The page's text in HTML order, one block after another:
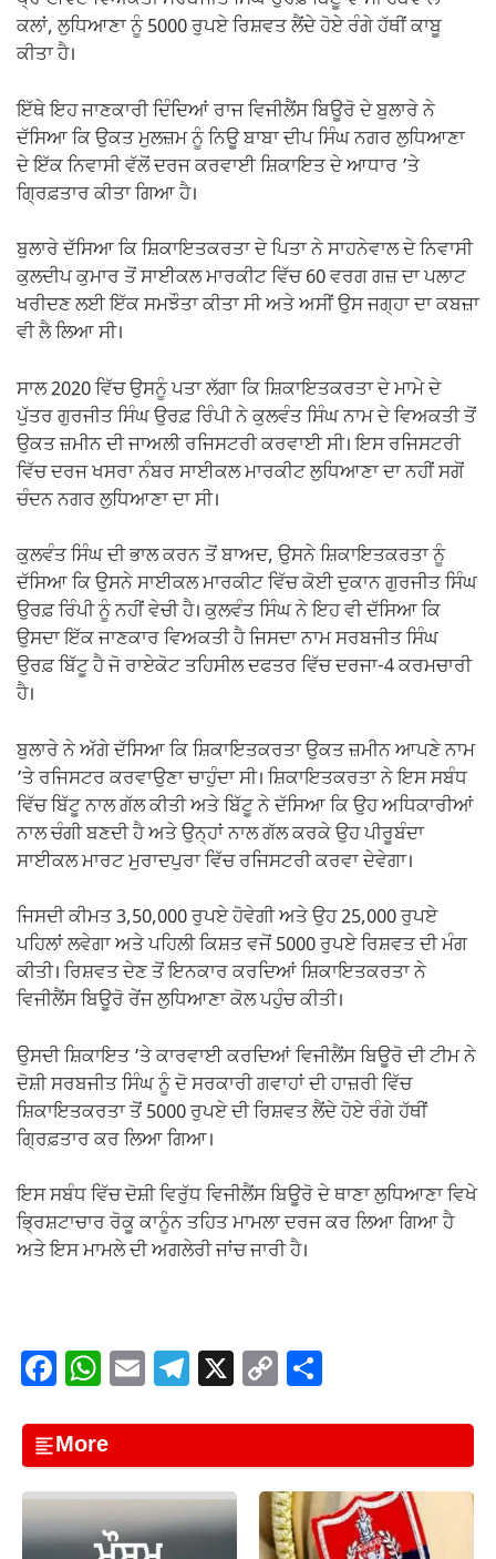
ਕਲਾਂ, ਲੁਧਿਆਣਾ ਨੂੰ 5000 ਰੁਪਏ ਰਿਸ਼ਵਤ ਲੈਂਦੇ ਹੋਏ ਰੰਗੇ ਹੱਥੀਂ ਕਾਬੂ
ਕੀਤਾ ਹੈ।
ਇੱਥੇ ਇਹ ਜਾਣਕਾਰੀ ਦਿੰਦਿਆਂ ਰਾਜ ਵਿਜੀਲੈਂਸ ਬਿਊਰੋ ਦੇ ਬੁਲਾਰੇ ਨੇ
ਦੱਸਿਆ ਕਿ ਉਕਤ ਮੁਲਜ਼ਮ ਨੂੰ ਨਿਊ ਬਾਬਾ ਦੀਪ ਸਿੰਘ ਨਗਰ ਲੁਧਿਆਣਾ
ਦੇ ਇੱਕ ਨਿਵਾਸੀ ਵੱਲੋਂ ਦਰਜ ਕਰਵਾਈ ਸ਼ਿਕਾਇਤ ਦੇ ਆਧਾਰ ’ਤੇ
ਗ੍ਰਿਫ਼ਤਾਰ ਕੀਤਾ ਗਿਆ ਹੈ।
ਬੁਲਾਰੇ ਦੱਸਿਆ ਕਿ ਸ਼ਿਕਾਇਤਕਰਤਾ ਦੇ ਪਿਤਾ ਨੇ ਸਾਹਨੇਵਾਲ ਦੇ ਨਿਵਾਸੀ
ਕੁਲਦੀਪ ਕੁਮਾਰ ਤੋਂ ਸਾਈਕਲ ਮਾਰਕੀਟ ਵਿੱਚ 60 ਵਰਗ ਗਜ਼ ਦਾ ਪਲਾਟ
ਖਰੀਦਣ ਲਈ ਇੱਕ ਸਮਝੌਤਾ ਕੀਤਾ ਸੀ ਅਤੇ ਅਸੀਂ ਉਸ ਜਗ੍ਹਾ ਦਾ ਕਬਜ਼ਾ
ਵੀ ਲੈ ਲਿਆ ਸੀ।
ਸਾਲ 2020 ਵਿੱਚ ਉਸਨੂੰ ਪਤਾ ਲੱਗਾ ਕਿ ਸ਼ਿਕਾਇਤਕਰਤਾ ਦੇ ਮਾਮੇ ਦੇ
ਪੁੱਤਰ ਗੁਰਜੀਤ ਸਿੰਘ ਉਰਫ਼ ਰਿੰਪੀ ਨੇ ਕੁਲਵੰਤ ਸਿੰਘ ਨਾਮ ਦੇ ਵਿਅਕਤੀ ਤੋਂ
ਉਕਤ ਜ਼ਮੀਨ ਦੀ ਜਾਅਲੀ ਰਜਿਸਟਰੀ ਕਰਵਾਈ ਸੀ। ਇਸ ਰਜਿਸਟਰੀ
ਵਿੱਚ ਦਰਜ ਖਸਰਾ ਨੰਬਰ ਸਾਈਕਲ ਮਾਰਕੀਟ ਲੁਧਿਆਣਾ ਦਾ ਨਹੀਂ ਸਗੋਂ
ਚੰਦਨ ਨਗਰ ਲੁਧਿਆਣਾ ਦਾ ਸੀ।
ਕੁਲਵੰਤ ਸਿੰਘ ਦੀ ਭਾਲ ਕਰਨ ਤੋਂ ਬਾਅਦ, ਉਸਨੇ ਸ਼ਿਕਾਇਤਕਰਤਾ ਨੂੰ
ਦੱਸਿਆ ਕਿ ਉਸਨੇ ਸਾਈਕਲ ਮਾਰਕੀਟ ਵਿੱਚ ਕੋਈ ਦੁਕਾਨ ਗੁਰਜੀਤ ਸਿੰਘ
ਉਰਫ਼ ਰਿੰਪੀ ਨੂੰ ਨਹੀਂ ਵੇਚੀ ਹੈ। ਕੁਲਵੰਤ ਸਿੰਘ ਨੇ ਇਹ ਵੀ ਦੱਸਿਆ ਕਿ
ਉਸਦਾ ਇੱਕ ਜਾਣਕਾਰ ਵਿਅਕਤੀ ਹੈ ਜਿਸਦਾ ਨਾਮ ਸਰਬਜੀਤ ਸਿੰਘ
ਉਰਫ਼ ਬਿੱਟੂ ਹੈ ਜੋ ਰਾਏਕੋਟ ਤਹਿਸੀਲ ਦਫਤਰ ਵਿੱਚ ਦਰਜਾ-4 ਕਰਮਚਾਰੀ
ਹੈ।
ਬੁਲਾਰੇ ਨੇ ਅੱਗੇ ਦੱਸਿਆ ਕਿ ਸ਼ਿਕਾਇਤਕਰਤਾ ਉਕਤ ਜ਼ਮੀਨ ਆਪਣੇ ਨਾਮ
’ਤੇ ਰਜਿਸਟਰ ਕਰਵਾਉਣਾ ਚਾਹੁੰਦਾ ਸੀ। ਸ਼ਿਕਾਇਤਕਰਤਾ ਨੇ ਇਸ ਸਬੰਧ
ਵਿੱਚ ਬਿੱਟੂ ਨਾਲ ਗੱਲ ਕੀਤੀ ਅਤੇ ਬਿੱਟੂ ਨੇ ਦੱਸਿਆ ਕਿ ਉਹ ਅਧਿਕਾਰੀਆਂ
ਨਾਲ ਚੰਗੀ ਬਣਦੀ ਹੈ ਅਤੇ ਉਨ੍ਹਾਂ ਨਾਲ ਗੱਲ ਕਰਕੇ ਉਹ ਪੀਰੂਬੰਦਾ
ਸਾਈਕਲ ਮਾਰਟ ਮੁਰਾਦਪੁਰਾ ਵਿੱਚ ਰਜਿਸਟਰੀ ਕਰਵਾ ਦੇਵੇਗਾ।
ਜਿਸਦੀ ਕੀਮਤ 3,50,000 ਰੁਪਏ ਹੋਵੇਗੀ ਅਤੇ ਉਹ 25,000 ਰੁਪਏ
ਪਹਿਲਾਂ ਲਵੇਗਾ ਅਤੇ ਪਹਿਲੀ ਕਿਸ਼ਤ ਵਜੋਂ 5000 ਰੁਪਏ ਰਿਸ਼ਵਤ ਦੀ ਮੰਗ
ਕੀਤੀ। ਰਿਸ਼ਵਤ ਦੇਣ ਤੋਂ ਇਨਕਾਰ ਕਰਦਿਆਂ ਸ਼ਿਕਾਇਤਕਰਤਾ ਨੇ
ਵਿਜੀਲੈਂਸ ਬਿਊਰੋ ਰੇਂਜ ਲੁਧਿਆਣਾ ਕੋਲ ਪਹੁੰਚ ਕੀਤੀ।
ਉਸਦੀ ਸ਼ਿਕਾਇਤ ’ਤੇ ਕਾਰਵਾਈ ਕਰਦਿਆਂ ਵਿਜੀਲੈਂਸ ਬਿਊਰੋ ਦੀ ਟੀਮ ਨੇ
ਦੋਸ਼ੀ ਸਰਬਜੀਤ ਸਿੰਘ ਨੂੰ ਦੋ ਸਰਕਾਰੀ ਗਵਾਹਾਂ ਦੀ ਹਾਜ਼ਰੀ ਵਿੱਚ
ਸ਼ਿਕਾਇਤਕਰਤਾ ਤੋਂ 5000 ਰੁਪਏ ਦੀ ਰਿਸ਼ਵਤ ਲੈਂਦੇ ਹੋਏ ਰੰਗੇ ਹੱਥੀਂ
ਗ੍ਰਿਫ਼ਤਾਰ ਕਰ ਲਿਆ ਗਿਆ।
ਇਸ ਸਬੰਧ ਵਿੱਚ ਦੋਸ਼ੀ ਵਿਰੁੱਧ ਵਿਜੀਲੈਂਸ ਬਿਊਰੋ ਦੇ ਥਾਣਾ ਲੁਧਿਆਣਾ ਵਿਖੇ
ਭ੍ਰਿਸ਼ਟਾਚਾਰ ਰੋਕੂ ਕਾਨੂੰਨ ਤਹਿਤ ਮਾਮਲਾ ਦਰਜ ਕਰ ਲਿਆ ਗਿਆ ਹੈ
ਅਤੇ ਇਸ ਮਾਮਲੇ ਦੀ ਅਗਲੇਰੀ ਜਾਂਚ ਜਾਰੀ ਹੈ।
F
c
e
b
o
W
at
s
A
p
E
ail
T
e
gr
a
m
X C
p
y
Li
n
ar
e
More